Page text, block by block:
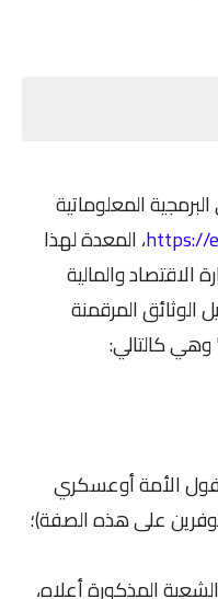
المعلوماتية
https://، المعدة لهذا
الاقتصاد والمالية
الوثائق المرقمنة
وهي كالتالي:
الأمة أوعسكري
على هذه الصفة)؛
المذكورة أعلاه،